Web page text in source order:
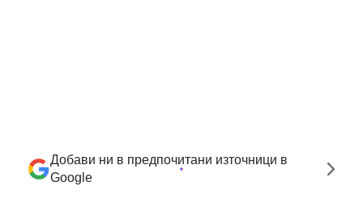
Добави ни в предпочитани източници в
Google